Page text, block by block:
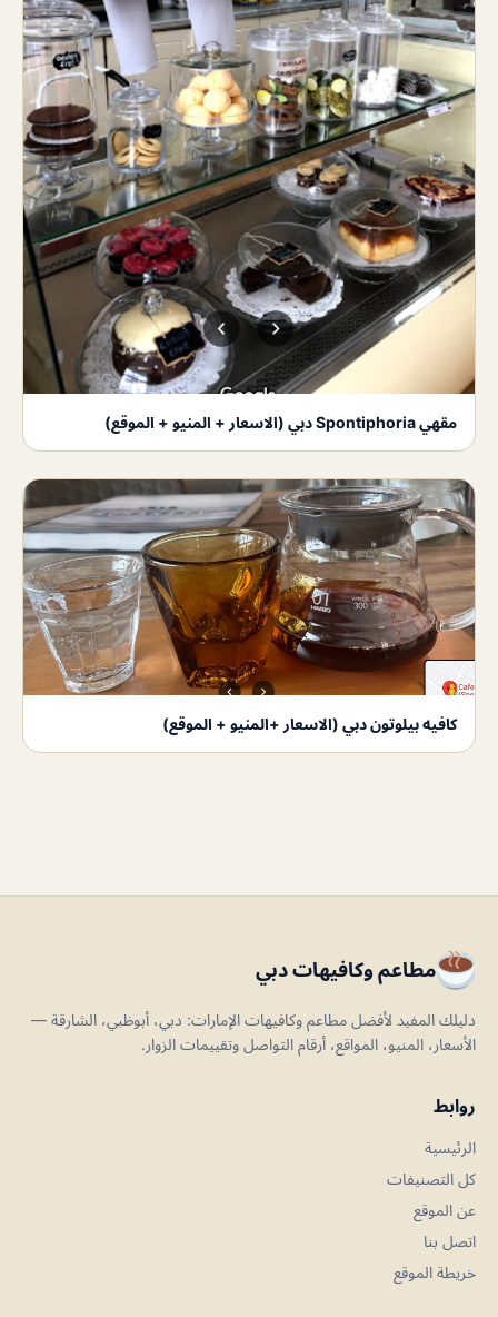
مقهي Spontiphoria دبي (الاسعار + المنيو + الموقع)
كافيه بيلوتون دبي (الاسعار +المنيو + الموقع)
مطاعم وكافيهات دبي
دليلك المفيد لأفضل مطاعم وكافيهات الإمارات: دبي، أبوظبي، الشارقة —
الأسعار، المنيو، المواقع، أرقام التواصل وتقييمات الزوار.
روابط
الرئيسية
كل التصنيفات
عن الموقع
اتصل بنا
خريطة الموقع